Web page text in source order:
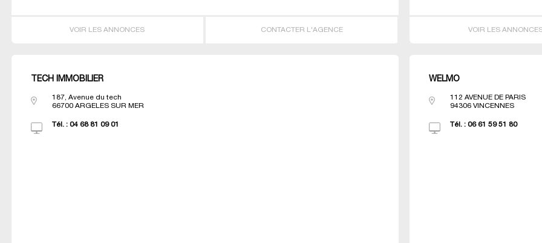
VOIR LES ANNONCES CONTACTER L'AGENCE VOIR LES
TECH IMMOBILIER
187, Avenue du tech
66700 ARGELES SUR MER
Tél. : 04 68 81 09 01
WELMO
112 AVENUE DE PARIS
94306 VINCENNES
Tél. :06 61 59 51 80